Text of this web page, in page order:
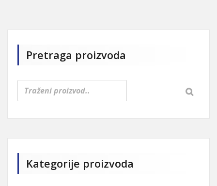
Pretraga proizvoda
Kategorije proizvoda